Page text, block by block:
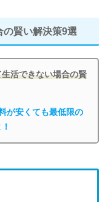
の賢い解決策9選
活できない場合の賢
が安くても最低限の